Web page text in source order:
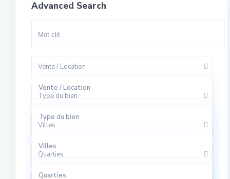
Advanced Search
Vente / Location
Vente / Location
Type du bien
Type du bien
Bureaux
Villes
Villes
Quarties
Quarties